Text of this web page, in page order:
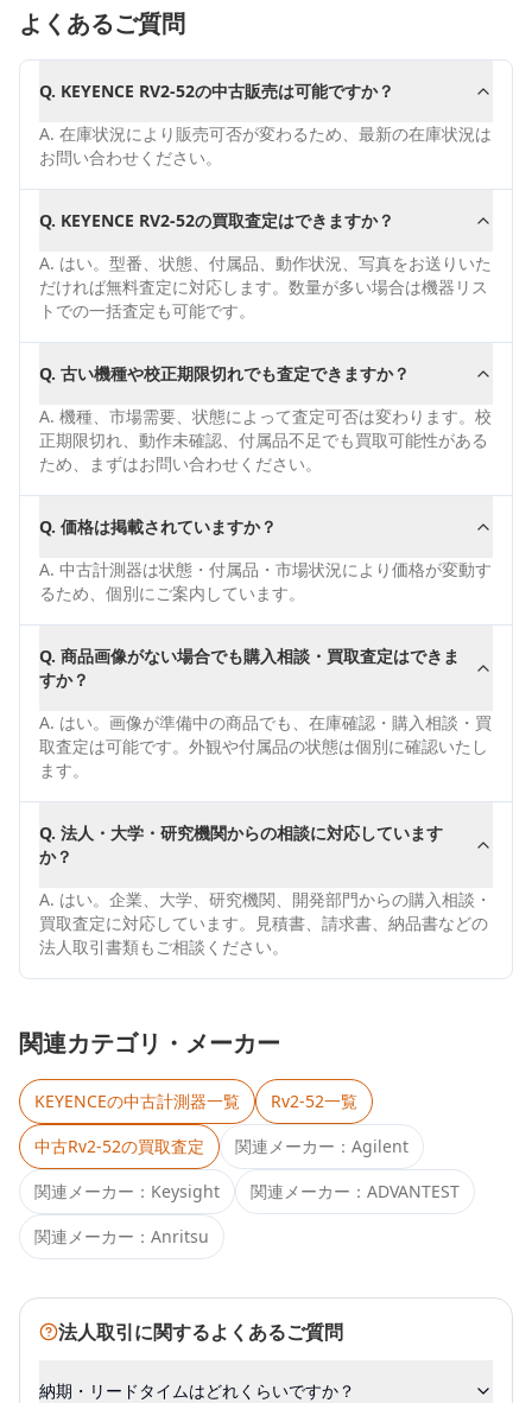
よくあるご質問
Q. KEYENCE RV2-52の中古販売は可能ですか？
A. 在庫状況により販売可否が変わるため、最新の在庫状況は
お問い合わせください。
Q. KEYENCE RV2-52の買取査定はできますか？
A. はい。型番、状態、付属品、動作状況、写真をお送りいた
だければ無料査定に対応します。数量が多い場合は機器リス
トでの一括査定も可能です。
Q. 古い機種や校正期限切れでも査定できますか？
A. 機種、市場需要、状態によって査定可否は変わります。校
正期限切れ、動作未確認、付属品不足でも買取可能性がある
ため、まずはお問い合わせください。
Q. 価格は掲載されていますか？
A. 中古計測器は状態・付属品・市場状況により価格が変動す
るため、個別にご案内しています。
Q. 商品画像がない場合でも購入相談・買取査定はできま
すか？
A. はい。画像が準備中の商品でも、在庫確認・購入相談・買
取査定は可能です。外観や付属品の状態は個別に確認いたし
ます。
Q. 法人・大学・研究機関からの相談に対応しています
か？
A. はい。企業、大学、研究機関、開発部門からの購入相談・
買取査定に対応しています。見積書、請求書、納品書などの
法人取引書類もご相談ください。
関連カテゴリ・メーカー
KEYENCEの中古計測器一覧 Rv2-52一覧
中古Rv2-52の買取査定 関連メーカー： Agilent
関連メーカー： Keysight 関連メーカー： ADVANTEST
関連メーカー： Anritsu
法人取引に関するよくあるご質問
納期・リードタイムはどれくらいですか？